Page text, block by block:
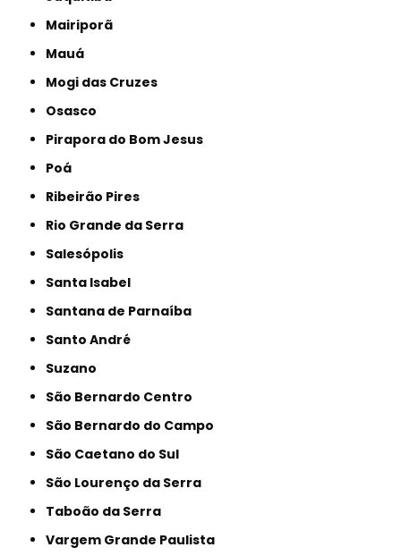
Mairiporã
Mauá
Mogi das Cruzes
Osasco
Pirapora do Bom Jesus
Poá
Ribeirão Pires
Rio Grande da Serra
Salesópolis
Santa Isabel
Santana de Parnaíba
Santo André
Suzano
São Bernardo Centro
São Bernardo do Campo
São Caetano do Sul
São Lourenço da Serra
Taboão da Serra
Vargem Grande Paulista